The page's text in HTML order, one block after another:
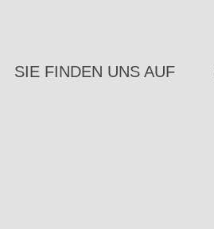
SIE FINDEN UNS AUF